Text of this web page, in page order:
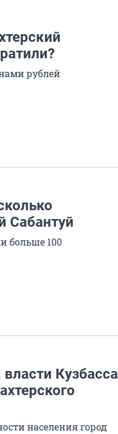
рублей
Сабантуй
больше 100
Кузбасса
населения город